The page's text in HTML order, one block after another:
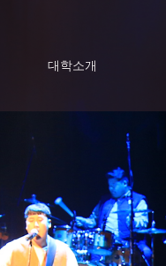
대학소개